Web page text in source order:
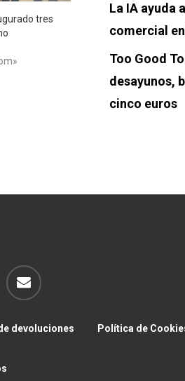
tres
La IA ayuda
comercial
Too Good
desayunos,
cinco euros
email
devoluciones Política de